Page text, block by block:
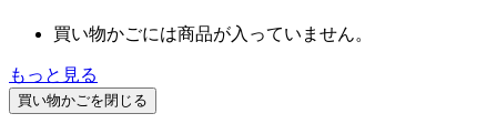
買い物かごには商品が入っていません。
もっと見る
買い物かごを閉じる